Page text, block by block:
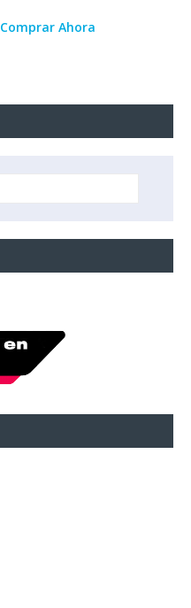
Comprar Ahora